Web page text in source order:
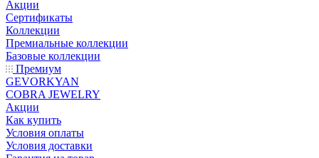
Акции
Сертификаты
Коллекции
Премиальные коллекции
Базовые коллекции
Премиум
GEVORKYAN
COBRA JEWELRY
Акции
Как купить
Условия оплаты
Условия доставки